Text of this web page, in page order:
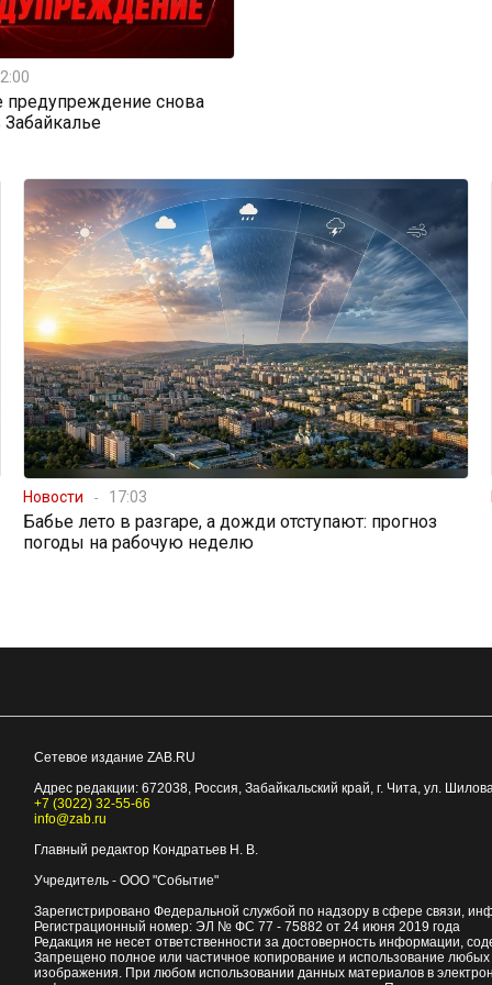
предупреждение снова
Новости 17:03
Бабье лето в разгаре, а дожди отступают: прогноз
погоды на рабочую неделю
Сетевое издание ZAB.RU
Адрес редакции: 672038, Россия, Забайкальский край, г. Чита, ул.
+7 (3022) 32-55-66
info@zab.ru
Главный редактор Кондратьев Н. В.
Учредитель - ООО "Событие"
Зарегистрировано Федеральной службой по надзору в сфере связи,
Регистрационный номер: ЭЛ № ФС 77 - 75882 от 24 июня 2019 года
Редакция не несет ответственности за достоверность информации,
Запрещено полное или частичное копирование и использование
изображения. При любом использовании данных материалов в